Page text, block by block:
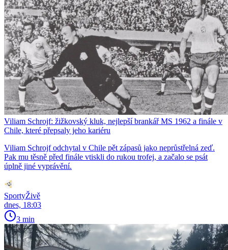
Viliam Schrojf: žižkovský kluk, nejlepší brankář MS 1962 a finále v
Chile, které přepsaly jeho kariéru
Viliam Schrojf odchytal v Chile pět zápasů jako neprůstřelná zeď.
Pak mu těsně před finále vtiskli do rukou trofej, a začalo se psát
úplně jiné vyprávění.
SportyŽivě
dnes, 18:03
3 min